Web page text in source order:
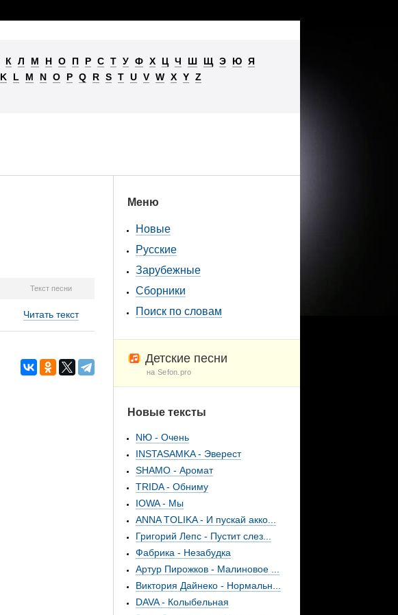
К Л М Н О П Р С Т У Ф Х Ц Ч Ш Щ Э Ю Я
K L M N O P Q R S T U V W X Y Z
Текст песни
Читать текст
Меню
Новые
Русские
Зарубежные
Сборники
Поиск по словам
Детские песни
на Sefon.pro
Новые тексты
NЮ - Очень
INSTASAMKA - Эверест
SHAMO - Аромат
TRIDA - Обниму
IOWA - Мы
ANNA TOLIKA - И пускай акко...
Григорий Лепс - Пустит слез...
Фабрика - Незабудка
Артур Пирожков - Малиновое ...
Виктория Дайнеко - Нормальн...
DAVA - Колыбельная